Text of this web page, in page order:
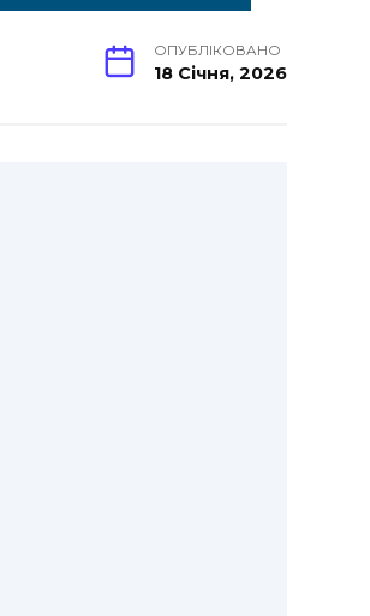
ОПУБЛІКОВАНО
18 Січня, 2026